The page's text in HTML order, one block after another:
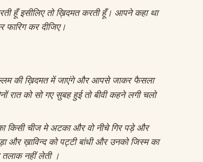
हूँ इसीलिए तो ख़िदमत करती हूँ। आपने कहा था
कर दीजिए।
की ख़िदमत में जाएंगे और आपसे जाकर फैसला
रात को सो गए सुबह हुई तो बीवी कहने लगी चलो
का किसी चीज मे अटका और वो नीचे गिर पड़े और
और ख़ाविन्द को पट्टी बांधी और उनको जिस्म का
नहीं लेती ।